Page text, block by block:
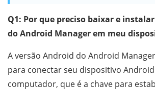
Q1: Por que preciso baixar e
do Android Manager em meu
A versão Android do Android
para conectar seu dispositivo
computador, que é a chave para